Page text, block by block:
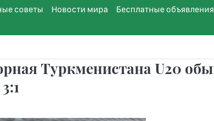
советы Новости мира Бесплатные объявления
Туркменистана U20